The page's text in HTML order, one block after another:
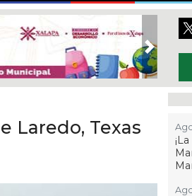
Next
Laredo, Texas